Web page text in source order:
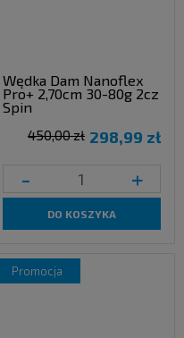
Wędka Dam Nanoflex
Pro+ 2,70cm 30-80g 2cz
Spin
298,99 zł
450,00 zł
- +
DO KOSZYKA
promocja